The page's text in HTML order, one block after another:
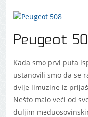
Peugeot
Kada smo prvi puta
ustanovili smo da se
dvije limuzine iz
Nešto malo veći od
duljim